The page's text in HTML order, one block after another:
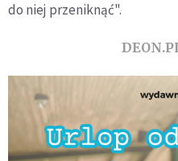
do niej przeniknąć".